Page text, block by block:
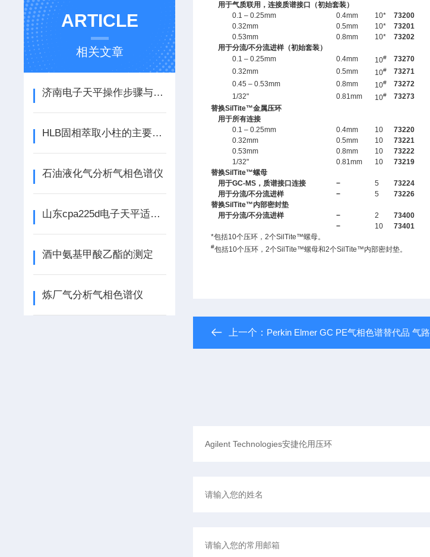
ARTICLE
相关文章
济南电子天平操作步骤与维护注意事项
HLB固相萃取小柱的主要特点和采购指南
石油液化气分析气相色谱仪
山东cpa225d电子天平适用于实验室及工业精密称量
酒中氨基甲酸乙酯的测定
炼厂气分析气相色谱仪
用于气质联用，连接质谱接口（初始套装）
0.1 – 0.25mm
0.4mm 10*
73200
0.32mm
0.5mm 10*
73201
0.53mm
0.8mm 10*
73202
用于分流/不分流进样（初始套装）
0.1 – 0.25mm
0.4mm 10#
73270
0.32mm
0.5mm 10#
73271
0.45 – 0.53mm
0.8mm 10#
73272
1/32"
0.81mm 10#
73273
替换SilTite™金属压环
用于所有连接
0.1 – 0.25mm
0.4mm 10
73220
0.32mm
0.5mm 10
73221
0.53mm
0.8mm 10
73222
1/32"
0.81mm 10
73219
替换SilTite™螺母
用于GC-MS，质谱接口连接
− 5
73224
用于分流/不分流进样
− 5
73226
替换SilTite™内部密封垫
用于分流/不分流进样
− 2
73400
−
10
73401
*包括10个压环，2个SilTite™螺母。
#包括10个压环，2个SilTite™螺母和2个SilTite™内部密封垫。
上一个： Perkin Elmer GC PE气相色谱替代品 气路管线